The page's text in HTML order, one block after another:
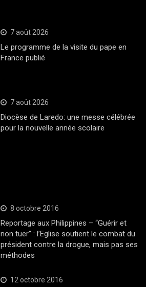
7 août 2026
Le programme de la visite du pape en
France publié
7 août 2026
Diocèse de Laredo: une messe célébrée
pour la nouvelle année scolaire
8 octobre 2016
Reportage aux Philippines – “Guérir et
non tuer” : l’Eglise soutient le combat du
président contre la drogue, mais pas ses
méthodes
12 octobre 2016